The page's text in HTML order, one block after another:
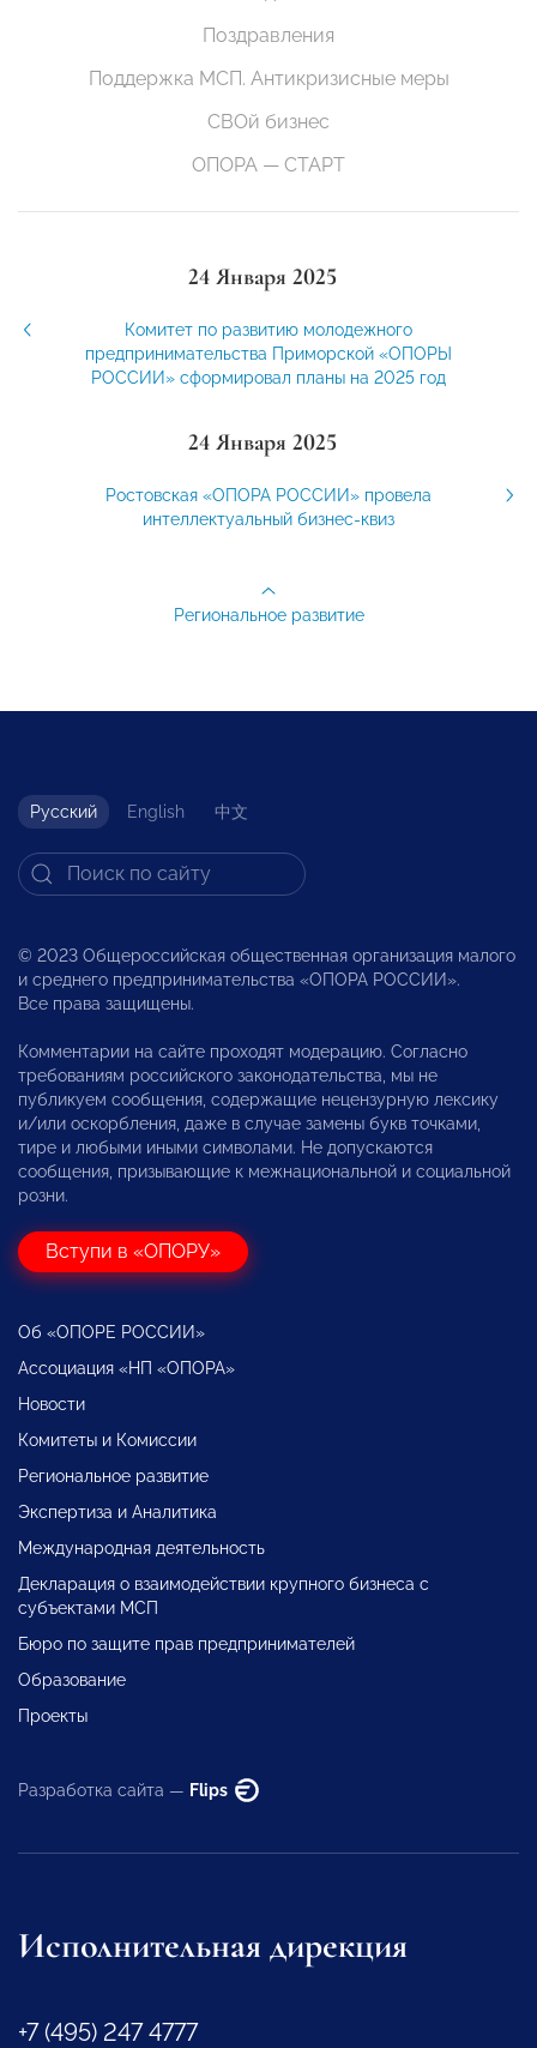
Поздравления
Поддержка МСП. Антикризисные меры
СВОй бизнес
ОПОРА — СТАРТ
24 Января 2025
Комитет по развитию молодежного
предпринимательства Приморской «ОПОРЫ
РОССИИ» сформировал планы на 2025 год
24 Января 2025
Ростовская «ОПОРА РОССИИ» провела
интеллектуальный бизнес-квиз
Региональное развитие
Русский English 中文
© 2023 Общероссийская общественная организация малого
и среднего предпринимательства «ОПОРА РОССИИ».
Все права защищены.
Комментарии на сайте проходят модерацию. Согласно
требованиям российского законодательства, мы не
публикуем сообщения, содержащие нецензурную лексику
и/или оскорбления, даже в случае замены букв точками,
тире и любыми иными символами. Не допускаются
сообщения, призывающие к межнациональной и социальной
розни.
Вступи в «ОПОРУ»
Об «ОПОРЕ РОССИИ»
Ассоциация «НП «ОПОРА»
Новости
Комитеты и Комиссии
Региональное развитие
Экспертиза и Аналитика
Международная деятельность
Декларация о взаимодействии крупного бизнеса с
субъектами МСП
Бюро по защите прав предпринимателей
Образование
Проекты
Разработка сайта — Flips
Исполнительная дирекция
+7 (495) 247 4777